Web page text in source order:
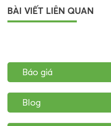
BÀI VIẾT LIÊN QUAN
Báo giá
Blog